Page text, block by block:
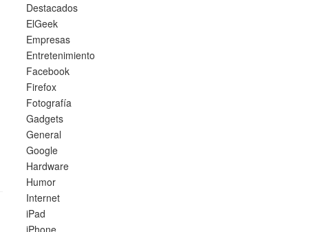
Destacados
ElGeek
Empresas
Entretenimiento
Facebook
Firefox
Fotografía
Gadgets
General
Google
Hardware
Humor
Internet
iPad
iPhone